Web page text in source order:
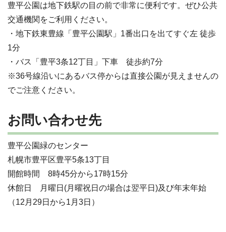
豊平公園は地下鉄駅の目の前で非常に便利です。ぜひ公共
交通機関をご利用ください。
・地下鉄東豊線「豊平公園駅」1番出口を出てすぐ左 徒歩
1分
・バス「豊平3条12丁目」下車 徒歩約7分
※36号線沿いにあるバス停からは直接公園が見えませんの
でご注意ください。
お問い合わせ先
豊平公園緑のセンター
札幌市豊平区豊平5条13丁目
開館時間 8時45分から17時15分
休館日 月曜日(月曜祝日の場合は翌平日)及び年末年始
（12月29日から1月3日）